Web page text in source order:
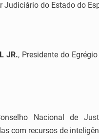
Judiciário do Estado do
JR., Presidente do
Nacional de
com recursos de